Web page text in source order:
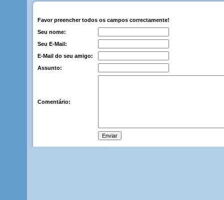
Favor preencher todos os campos correctamente!
Seu nome:
Seu E-Mail:
E-Mail do seu amigo:
Assunto:
Comentário: